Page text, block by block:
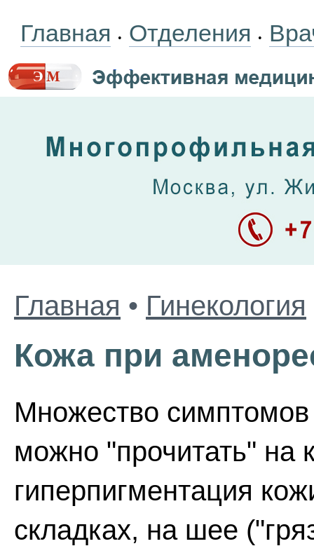
Главная • Отделения •
Главная • Гинекология
Кожа при
Множество симптомов
можно "прочитать" на
гиперпигментация
складках, на шее